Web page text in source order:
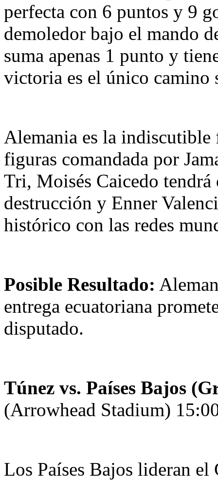
perfecta con 6 puntos y 9
demoledor bajo el mando
suma apenas 1 punto y
victoria es el único camino
Alemania es la indiscutible
figuras comandada por
Tri, Moisés Caicedo
destrucción y Enner
histórico con las redes
Posible Resultado:
entrega ecuatoriana
disputado.
Túnez vs. Países Bajos
(Arrowhead Stadium)
Los Países Bajos lideran